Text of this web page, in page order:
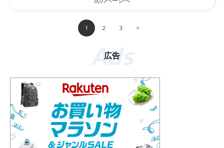
1 2 3 >
広告
Ads